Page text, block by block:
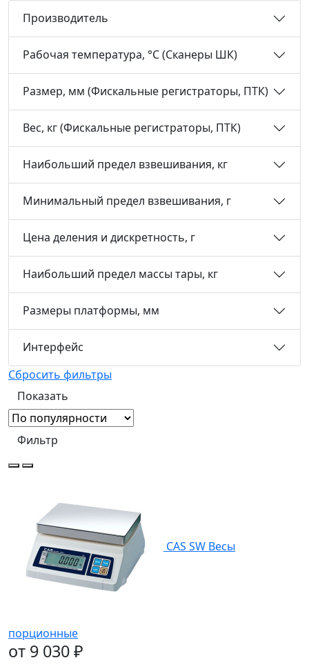
Производитель
Рабочая температура, °С (Сканеры ШК)
Размер, мм (Фискальные регистраторы, ПТК)
Вес, кг (Фискальные регистраторы, ПТК)
Наибольший предел взвешивания, кг
Минимальный предел взвешивания, г
Цена деления и дискретность, г
Наибольший предел массы тары, кг
Размеры платформы, мм
Интерфейс
Сбросить фильтры
Фильтр
CAS SW Весы
порционные
от 9 030 ₽